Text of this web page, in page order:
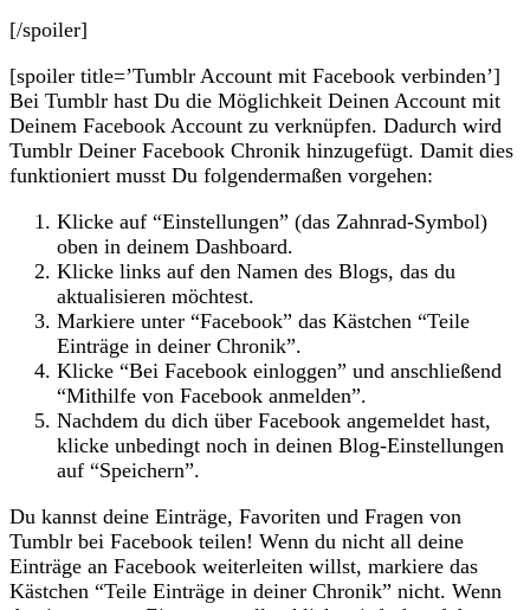
[/spoiler]
[spoiler title=’Tumblr Account mit Facebook verbinden’]
Bei Tumblr hast Du die Möglichkeit Deinen Account mit
Deinem Facebook Account zu verknüpfen. Dadurch wird
Tumblr Deiner Facebook Chronik hinzugefügt. Damit dies
funktioniert musst Du folgendermaßen vorgehen:
Klicke auf “Einstellungen” (das Zahnrad-Symbol)
oben in deinem Dashboard.
Klicke links auf den Namen des Blogs, das du
aktualisieren möchtest.
Markiere unter “Facebook” das Kästchen “Teile
Einträge in deiner Chronik”.
Klicke “Bei Facebook einloggen” und anschließend
“Mithilfe von Facebook anmelden”.
Nachdem du dich über Facebook angemeldet hast,
klicke unbedingt noch in deinen Blog-Einstellungen
auf “Speichern”.
Du kannst deine Einträge, Favoriten und Fragen von
Tumblr bei Facebook teilen! Wenn du nicht all deine
Einträge an Facebook weiterleiten willst, markiere das
Kästchen “Teile Einträge in deiner Chronik” nicht. Wenn